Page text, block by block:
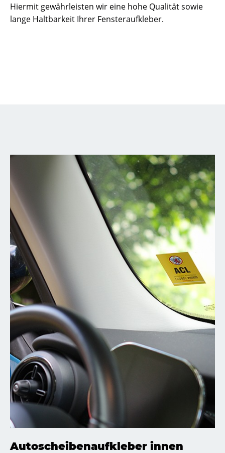
Hiermit gewährleisten wir eine hohe Qualität sowie
lange Haltbarkeit Ihrer Fensteraufkleber.
Autoscheibenaufkleber innen